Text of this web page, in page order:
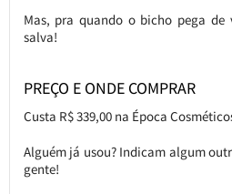
Mas, pra quando o bicho pega de
salva!
PREÇO E ONDE COMPRAR
Custa R$ 339,00 na Época
Alguém já usou? Indicam algum
gente!